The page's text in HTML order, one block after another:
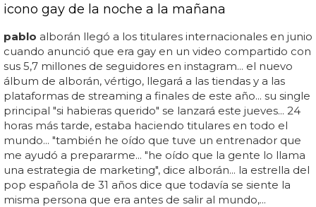
icono gay de la noche a la mañana
pablo alborán llegó a los titulares internacionales en junio
cuando anunció que era gay en un video compartido con
sus 5,7 millones de seguidores en instagram... el nuevo
álbum de alborán, vértigo, llegará a las tiendas y a las
plataformas de streaming a finales de este año... su single
principal "si habieras querido" se lanzará este jueves... 24
horas más tarde, estaba haciendo titulares en todo el
mundo... "también he oído que tuve un entrenador que
me ayudó a prepararme... "he oído que la gente lo llama
una estrategia de marketing", dice alborán... la estrella del
pop española de 31 años dice que todavía se siente la
misma persona que era antes de salir al mundo,...